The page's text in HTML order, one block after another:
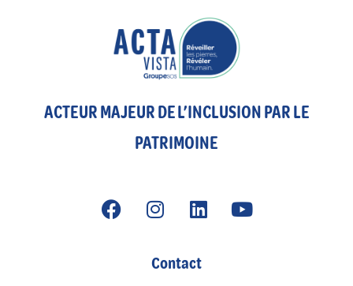
ACTEUR MAJEUR DE L’INCLUSION PAR LE
PATRIMOINE
Contact